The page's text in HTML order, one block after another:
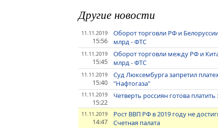
Другие новости
11.11.2019
15:56
Оборот торговли РФ и
млрд - ФТС
11.11.2019
15:45
Оборот торговли между РФ и
млрд - ФТС
11.11.2019
15:40
Суд Люксембурга запретил
"Нафтогаза"
11.11.2019
15:22
Четверть россиян готова
11.11.2019
14:47
Рост ВВП РФ в 2019 году не
Счетная палата